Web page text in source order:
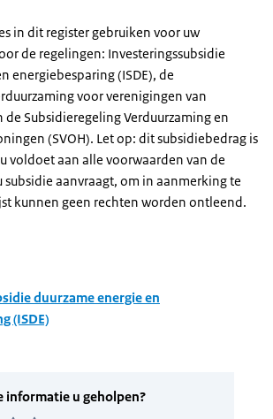
in dit register gebruiken voor uw
de regelingen: Investeringssubsidie
energiebesparing (ISDE), de
voor verenigingen van
de Subsidieregeling Verduurzaming en
(SVOH). Let op: dit subsidiebedrag is
voldoet aan alle voorwaarden van de
subsidie aanvraagt, om in aanmerking te
kunnen geen rechten worden ontleend.
duurzame energie en
(ISDE)